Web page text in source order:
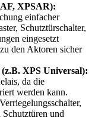
XPSAR):
einfacher
Schutztürschalter,
eingesetzt
den Aktoren sicher
XPS Universal):
da die
werden kann.
und